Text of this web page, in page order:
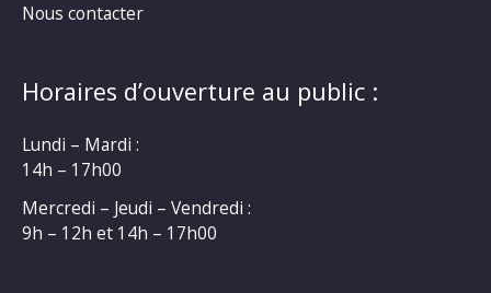
Nous contacter
Horaires d’ouverture au public :
Lundi – Mardi :
14h – 17h00
Mercredi – Jeudi – Vendredi :
9h – 12h et 14h – 17h00